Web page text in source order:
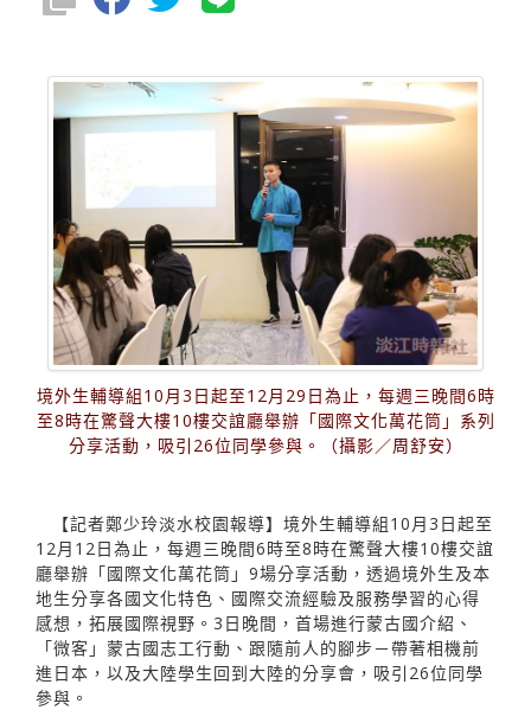
境外生輔導組10月3日起至12月29日為止，每週三晚間6時
至8時在驚聲大樓10樓交誼廳舉辦「國際文化萬花筒」系列
分享活動，吸引26位同學參與。（攝影／周舒安）
【記者鄭少玲淡水校園報導】境外生輔導組10月3日起至
12月12日為止，每週三晚間6時至8時在驚聲大樓10樓交誼
廳舉辦「國際文化萬花筒」9場分享活動，透過境外生及本
地生分享各國文化特色、國際交流經驗及服務學習的心得
感想，拓展國際視野。3日晚間，首場進行蒙古國介紹、
「微客」蒙古國志工行動、跟隨前人的腳步－帶著相機前
進日本，以及大陸學生回到大陸的分享會，吸引26位同學
參與。